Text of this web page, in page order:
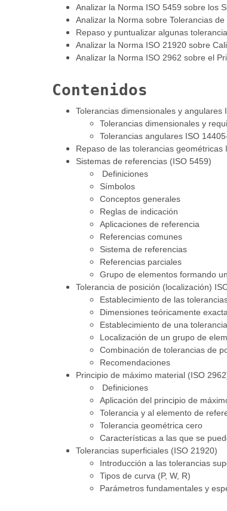
Analizar la Norma ISO 5459 sobre los
Analizar la Norma sobre Tolerancias
Repaso y puntualizar algunas
Analizar la Norma ISO 21920 sobre
Analizar la Norma ISO 2962 sobre el
Contenidos
Tolerancias dimensionales y angulares
Tolerancias dimensionales y
Tolerancias angulares ISO
Repaso de las tolerancias geométricas
Sistemas de referencias (ISO 5459)
Definiciones
Símbolos
Conceptos generales
Reglas de indicación
Aplicaciones de referencia
Referencias comunes
Sistema de referencias
Referencias parciales
Grupo de elementos formando
Tolerancia de posición (localización)
Establecimiento de las
Dimensiones teóricamente
Establecimiento de una
Localización de un grupo de
Combinación de tolerancias de
Recomendaciones
Principio de máximo material (ISO
Definiciones
Aplicación del principio de
Tolerancia y al elemento de
Tolerancia geométrica cero
Características a las que se
Tolerancias superficiales (ISO 21920)
Introducción a las tolerancias
Tipos de curva (P, W, R)
Parámetros fundamentales y